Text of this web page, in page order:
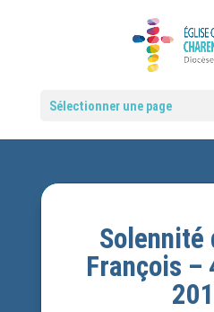
Sélectionner une page
Solennité
François –